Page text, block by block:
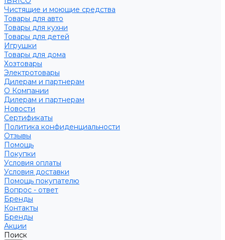
Чистящие и моющие средства
Товары для авто
Товары для кухни
Товары для детей
Игрушки
Товары для дома
Хозтовары
Электротовары
Дилерам и партнерам
О Компании
Дилерам и партнерам
Новости
Сертификаты
Политика конфиденциальности
Отзывы
Помощь
Покупки
Условия оплаты
Условия доставки
Помощь покупателю
Вопрос - ответ
Бренды
Контакты
Бренды
Акции
Поиск